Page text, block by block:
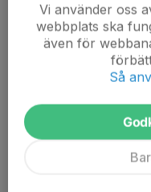
Ungdomsrådet i
vår verksamhet och en
med och påverka
får ungdomarna en egen
P16
Matchdag P15
Vi använder oss
webbplats ska
även för
Så